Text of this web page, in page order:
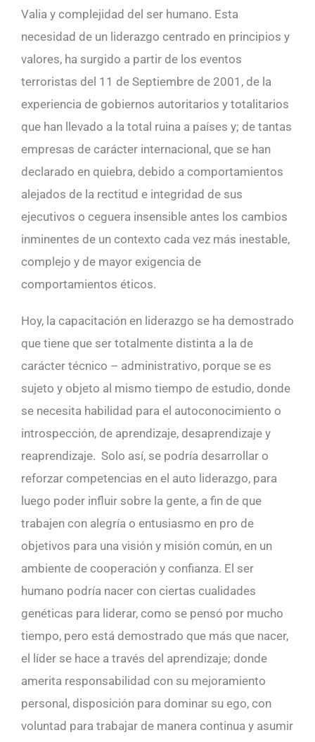
Valia y complejidad del ser humano. Esta
necesidad de un liderazgo centrado en principios y
valores, ha surgido a partir de los eventos
terroristas del 11 de Septiembre de 2001, de la
experiencia de gobiernos autoritarios y totalitarios
que han llevado a la total ruina a países y; de tantas
empresas de carácter internacional, que se han
declarado en quiebra, debido a comportamientos
alejados de la rectitud e integridad de sus
ejecutivos o ceguera insensible antes los cambios
inminentes de un contexto cada vez más inestable,
complejo y de mayor exigencia de
comportamientos éticos.
Hoy, la capacitación en liderazgo se ha demostrado
que tiene que ser totalmente distinta a la de
carácter técnico – administrativo, porque se es
sujeto y objeto al mismo tiempo de estudio, donde
se necesita habilidad para el autoconocimiento o
introspección, de aprendizaje, desaprendizaje y
reaprendizaje. Solo así, se podría desarrollar o
reforzar competencias en el auto liderazgo, para
luego poder influir sobre la gente, a fin de que
trabajen con alegría o entusiasmo en pro de
objetivos para una visión y misión común, en un
ambiente de cooperación y confianza. El ser
humano podría nacer con ciertas cualidades
genéticas para liderar, como se pensó por mucho
tiempo, pero está demostrado que más que nacer,
el líder se hace a través del aprendizaje; donde
amerita responsabilidad con su mejoramiento
personal, disposición para dominar su ego, con
voluntad para trabajar de manera continua y asumir